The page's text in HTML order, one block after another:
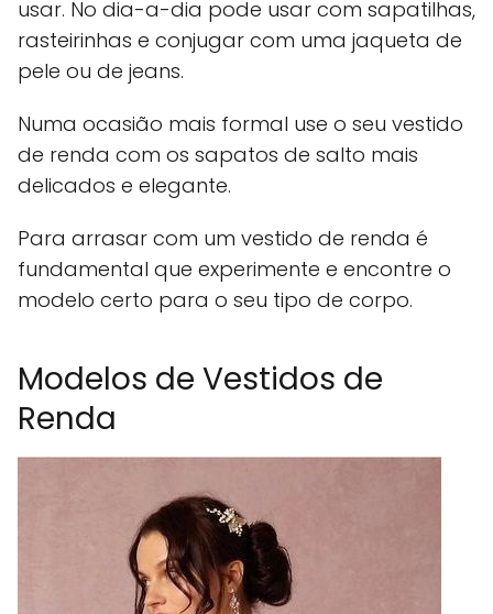
usar. No dia-a-dia pode usar com sapatilhas,
rasteirinhas e conjugar com uma jaqueta de
pele ou de jeans.
Numa ocasião mais formal use o seu vestido
de renda com os sapatos de salto mais
delicados e elegante.
Para arrasar com um vestido de renda é
fundamental que experimente e encontre o
modelo certo para o seu tipo de corpo.
Modelos de Vestidos de
Renda